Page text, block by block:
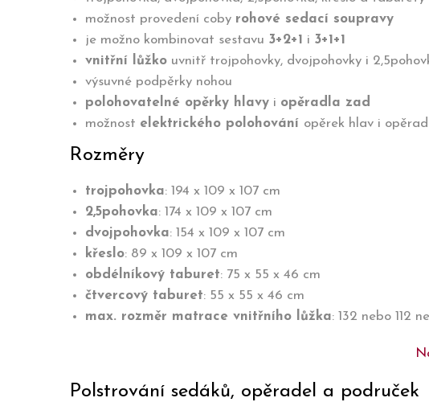
možnost provedení coby rohové sedací soupravy
je možno kombinovat sestavu 3+2+1 i 3+1+1
vnitřní lůžko uvnitř trojpohovky, dvojpohovky i
výsuvné podpěrky nohou
polohovatelné opěrky hlavy i opěradla zad
možnost elektrického polohování opěrek hlav i
Rozměry
trojpohovka: 194 x 109 x 107 cm
2,5pohovka: 174 x 109 x 107 cm
dvojpohovka: 154 x 109 x 107 cm
křeslo: 89 x 109 x 107 cm
obdélníkový taburet: 75 x 55 x 46 cm
čtvercový taburet: 55 x 55 x 46 cm
max. rozměr matrace vnitřního lůžka: 132 nebo 112
Polstrování sedáků, opěradel a područek